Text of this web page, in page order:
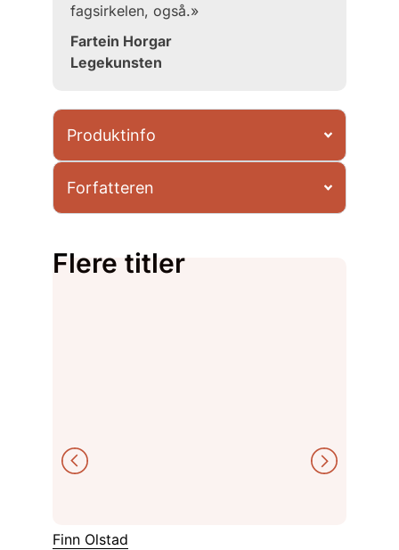
fagsirkelen, også.»
Fartein Horgar
Legekunsten
Produktinfo
Forfatteren
Flere titler
Finn Olstad